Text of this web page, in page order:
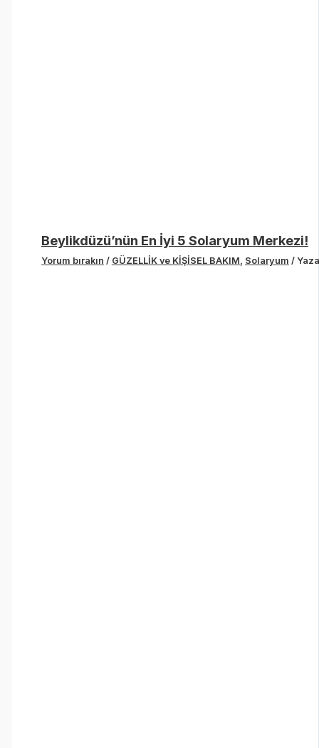
Beylikdüzü’nün En İyi 5 Solaryum Merkezi!
Yorum bırakın / GÜZELLİK ve KİŞİSEL BAKIM Solaryum /